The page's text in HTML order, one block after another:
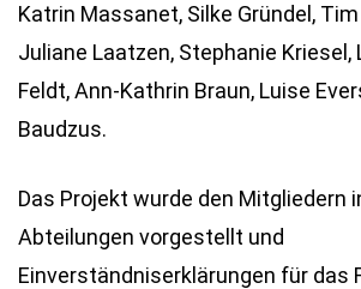
Katrin Massanet, Silke Gründel,
Juliane Laatzen, Stephanie Kriesel,
Feldt, Ann-Kathrin Braun, Luise
Baudzus.
Das Projekt wurde den Mitgliedern
Abteilungen vorgestellt und
Einverständniserklärungen für das